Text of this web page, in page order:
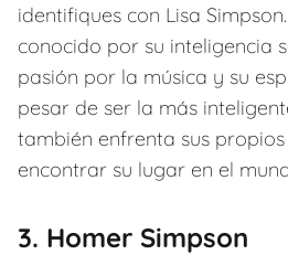
identifiques con Lisa
conocido por su inteligencia
pasión por la música y su
pesar de ser la más
también enfrenta sus
encontrar su lugar en el
3. Homer Simpson